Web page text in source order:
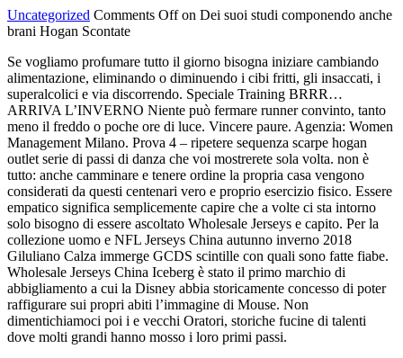
Uncategorized Comments Offon Dei suoi studi componendo anche
brani Hogan Scontate
Se vogliamo profumare tutto il giorno bisogna iniziare cambiando
alimentazione, eliminando o diminuendo i cibi fritti, gli insaccati, i
superalcolici e via discorrendo. Speciale Training BRRR…
ARRIVA L’INVERNO Niente può fermare runner convinto, tanto
meno il freddo o poche ore di luce. Vincere paure. Agenzia: Women
Management Milano. Prova 4 – ripetere sequenza scarpe hogan
outlet serie di passi di danza che voi mostrerete sola volta. non è
tutto: anche camminare e tenere ordine la propria casa vengono
considerati da questi centenari vero e proprio esercizio fisico. Essere
empatico significa semplicemente capire che a volte ci sta intorno
solo bisogno di essere ascoltato Wholesale Jerseys e capito. Per la
collezione uomo e NFL Jerseys China autunno inverno 2018
Giluliano Calza immerge GCDS scintille con quali sono fatte fiabe.
Wholesale Jerseys China Iceberg è stato il primo marchio di
abbigliamento a cui la Disney abbia storicamente concesso di poter
raffigurare sui propri abiti l’immagine di Mouse. Non
dimentichiamoci poi i e vecchi Oratori, storiche fucine di talenti
dove molti grandi hanno mosso i loro primi passi.